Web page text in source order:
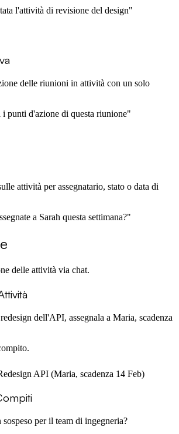
l'attività di revisione del design"
delle riunioni in attività con un solo
punti d'azione di questa riunione"
attività per assegnatario, stato o data di
a Sarah questa settimana?"
delle attività via chat.
dell'API, assegnala a Maria, scadenza
API (Maria, scadenza 14 Feb)
per il team di ingegneria?